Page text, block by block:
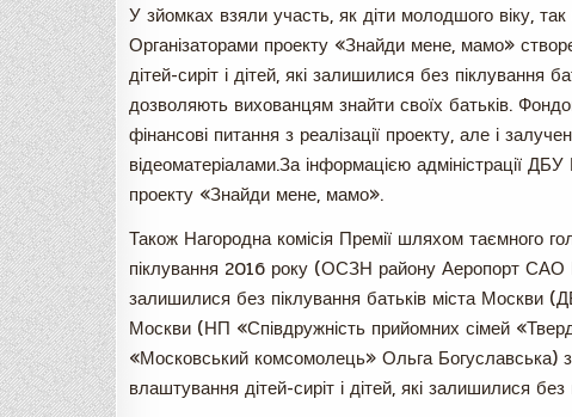
У зйомках взяли участь, як діти молодшого віку,
Організаторами проекту «Знайди мене, мамо»
дітей-сиріт і дітей, які залишилися без
дозволяють вихованцям знайти своїх батьків.
фінансові питання з реалізації проекту, але і
відеоматеріалами.За інформацією адміністрації
проекту «Знайди мене, мамо».
Також Нагородна комісія Премії шляхом таємного
піклування 2016 року (ОСЗН району Аеропорт САО
залишилися без піклування батьків міста
Москви (НП «Співдружність прийомних сімей
«Московський комсомолець» Ольга Богуславська)
влаштування дітей-сиріт і дітей, які залишилися